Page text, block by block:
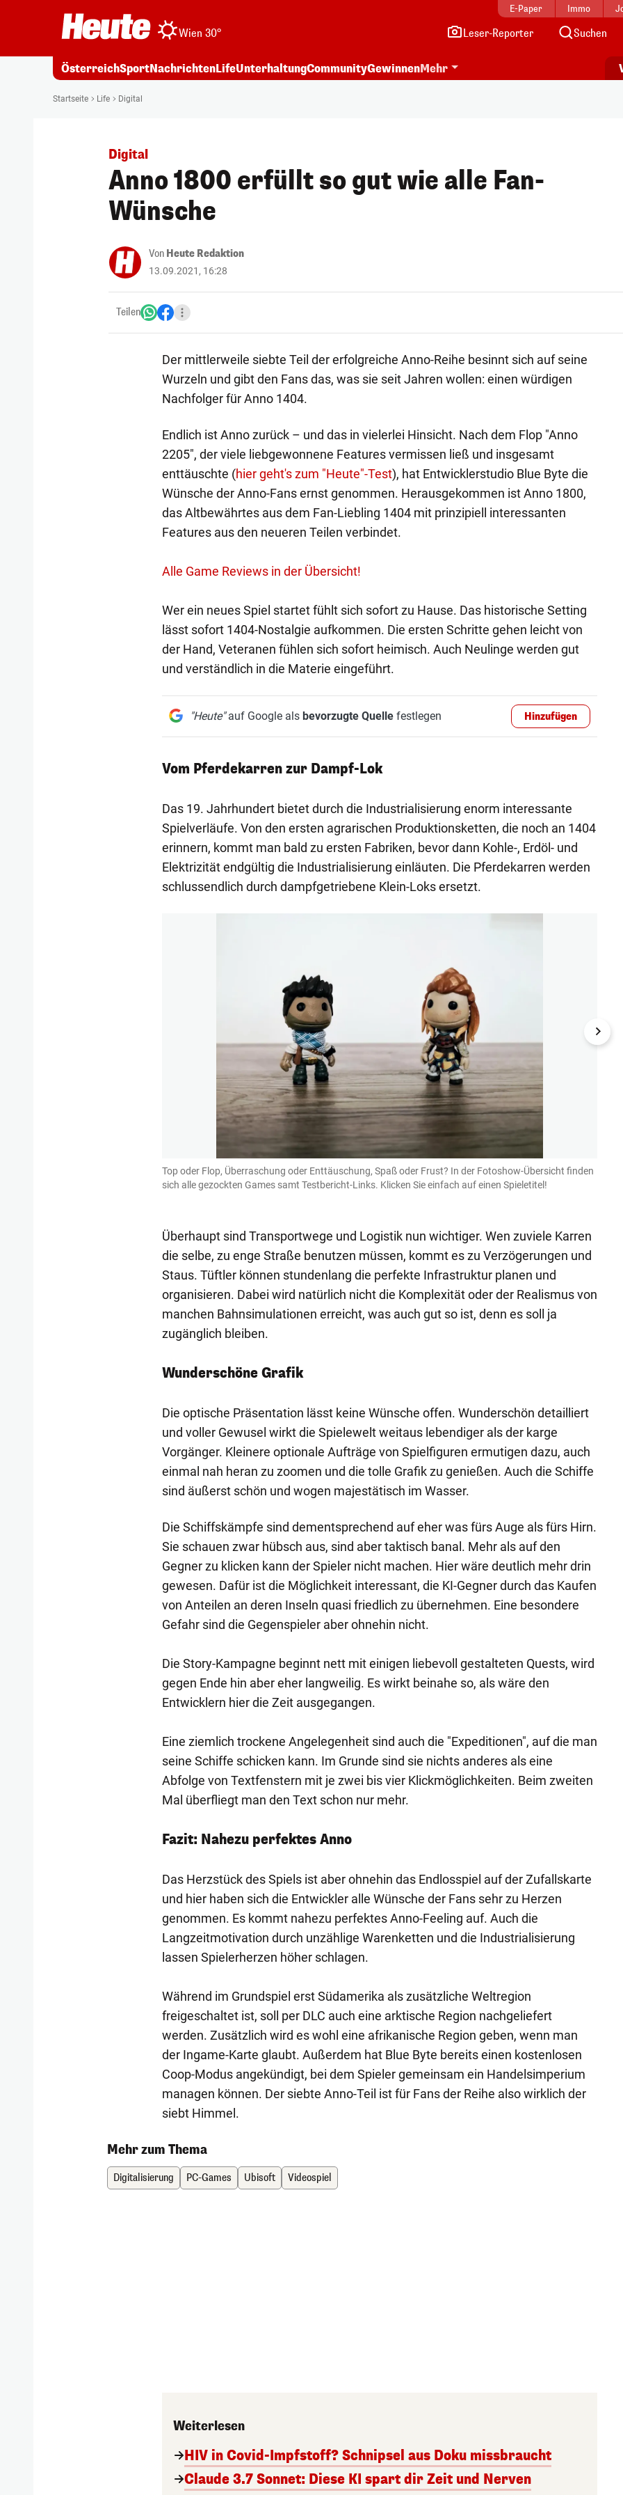
E-Paper Immo
Wien 30° Leser-Reporter Suchen
ÖsterreichSportNachrichtenLifeUnterhaltungCommunityGewinnenMehr
Startseite Life Digital
Digital
Anno 1800 erfüllt so gut wie alle Fan-
Wünsche
Von Heute Redaktion
13.09.2021, 16:28
Teilen
Der mittlerweile siebte Teil der erfolgreiche Anno-Reihe besinnt sich auf seine
Wurzeln und gibt den Fans das, was sie seit Jahren wollen: einen würdigen
Nachfolger für Anno 1404.
Endlich ist Anno zurück – und das in vielerlei Hinsicht. Nach dem Flop "Anno
2205", der viele liebgewonnene Features vermissen ließ und insgesamt
enttäuschte (hier geht's zum "Heute"-Test), hat Entwicklerstudio Blue Byte die
Wünsche der Anno-Fans ernst genommen. Herausgekommen ist Anno 1800,
das Altbewährtes aus dem Fan-Liebling 1404 mit prinzipiell interessanten
Features aus den neueren Teilen verbindet.
Alle Game Reviews in der Übersicht!
Wer ein neues Spiel startet fühlt sich sofort zu Hause. Das historische Setting
lässt sofort 1404-Nostalgie aufkommen. Die ersten Schritte gehen leicht von
der Hand, Veteranen fühlen sich sofort heimisch. Auch Neulinge werden gut
und verständlich in die Materie eingeführt.
"Heute"auf Google als bevorzugte Quellefestlegen Hinzufügen
Vom Pferdekarren zur Dampf-Lok
Das 19. Jahrhundert bietet durch die Industrialisierung enorm interessante
Spielverläufe. Von den ersten agrarischen Produktionsketten, die noch an 1404
erinnern, kommt man bald zu ersten Fabriken, bevor dann Kohle-, Erdöl- und
Elektrizität endgültig die Industrialisierung einläuten. Die Pferdekarren werden
schlussendlich durch dampfgetriebene Klein-Loks ersetzt.
1/639
Top oder Flop, Überraschung oder Enttäuschung, Spaß oder Frust? In der Fotoshow-Übersicht finden
sich alle gezockten Games samt Testbericht-Links. Klicken Sie einfach auf einen Spieletitel!
Überhaupt sind Transportwege und Logistik nun wichtiger. Wen zuviele Karren
die selbe, zu enge Straße benutzen müssen, kommt es zu Verzögerungen und
Staus. Tüftler können stundenlang die perfekte Infrastruktur planen und
organisieren. Dabei wird natürlich nicht die Komplexität oder der Realismus von
manchen Bahnsimulationen erreicht, was auch gut so ist, denn es soll ja
zugänglich bleiben.
Wunderschöne Grafik
Die optische Präsentation lässt keine Wünsche offen. Wunderschön detailliert
und voller Gewusel wirkt die Spielewelt weitaus lebendiger als der karge
Vorgänger. Kleinere optionale Aufträge von Spielfiguren ermutigen dazu, auch
einmal nah heran zu zoomen und die tolle Grafik zu genießen. Auch die Schiffe
sind äußerst schön und wogen majestätisch im Wasser.
Die Schiffskämpfe sind dementsprechend auf eher was fürs Auge als fürs Hirn.
Sie schauen zwar hübsch aus, sind aber taktisch banal. Mehr als auf den
Gegner zu klicken kann der Spieler nicht machen. Hier wäre deutlich mehr drin
gewesen. Dafür ist die Möglichkeit interessant, die KI-Gegner durch das Kaufen
von Anteilen an deren Inseln quasi friedlich zu übernehmen. Eine besondere
Gefahr sind die Gegenspieler aber ohnehin nicht.
Die Story-Kampagne beginnt nett mit einigen liebevoll gestalteten Quests, wird
gegen Ende hin aber eher langweilig. Es wirkt beinahe so, als wäre den
Entwicklern hier die Zeit ausgegangen.
Eine ziemlich trockene Angelegenheit sind auch die "Expeditionen", auf die man
seine Schiffe schicken kann. Im Grunde sind sie nichts anderes als eine
Abfolge von Textfenstern mit je zwei bis vier Klickmöglichkeiten. Beim zweiten
Mal überfliegt man den Text schon nur mehr.
Fazit: Nahezu perfektes Anno
Das Herzstück des Spiels ist aber ohnehin das Endlosspiel auf der Zufallskarte
und hier haben sich die Entwickler alle Wünsche der Fans sehr zu Herzen
genommen. Es kommt nahezu perfektes Anno-Feeling auf. Auch die
Langzeitmotivation durch unzählige Warenketten und die Industrialisierung
lassen Spielerherzen höher schlagen.
Während im Grundspiel erst Südamerika als zusätzliche Weltregion
freigeschaltet ist, soll per DLC auch eine arktische Region nachgeliefert
werden. Zusätzlich wird es wohl eine afrikanische Region geben, wenn man
der Ingame-Karte glaubt. Außerdem hat Blue Byte bereits einen kostenlosen
Coop-Modus angekündigt, bei dem Spieler gemeinsam ein Handelsimperium
managen können. Der siebte Anno-Teil ist für Fans der Reihe also wirklich der
siebt Himmel.
Mehr zum Thema
Digitalisierung PC-Games Ubisoft Videospiel
Weiterlesen
HIV in Covid-Impfstoff? Schnipsel aus Doku missbraucht
Claude 3.7 Sonnet: Diese KI spart dir Zeit und Nerven